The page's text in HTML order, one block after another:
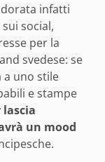
infatti
social,
per la
svedese: se
a uno stile
e stampe
lascia
un mood